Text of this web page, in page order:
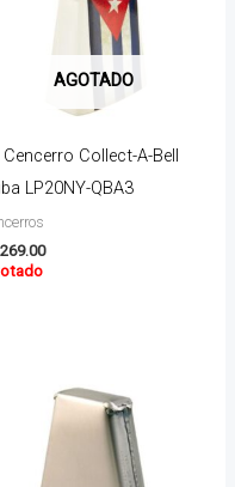
AGOTADO
Cencerro Collect-A-Bell
LP20NY-QBA3